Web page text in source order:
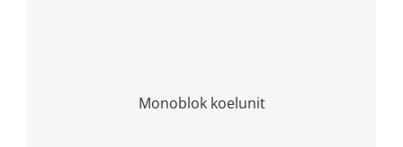
Monoblok koelunit